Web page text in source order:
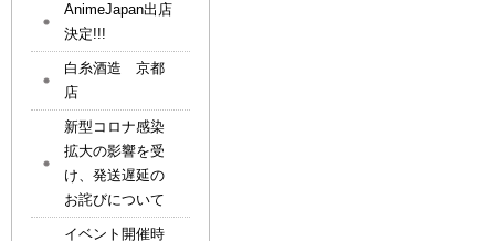
AnimeJapan出店
決定!!!
白糸酒造 京都
店
新型コロナ感染
拡大の影響を受
け、発送遅延の
お詫びについて
イベント開催時